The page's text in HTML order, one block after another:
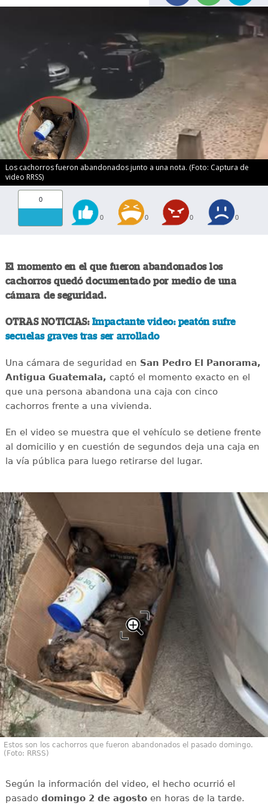
Los cachorros fueron abandonados junto a una nota. (Foto: Captura de
video RRSS)
0
0 0 0 0
El momento en el que fueron abandonados los
cachorros quedó documentado por medio de una
cámara de seguridad.
OTRAS NOTICIAS: Impactante video: peatón sufre
secuelas graves tras ser arrollado
Una cámara de seguridad en San Pedro El Panorama,
Antigua Guatemala, captó el momento exacto en el
que una persona abandona una caja con cinco
cachorros frente a una vivienda.
En el video se muestra que el vehículo se detiene frente
al domicilio y en cuestión de segundos deja una caja en
la vía pública para luego retirarse del lugar.
Estos son los cachorros que fueron abandonados el pasado domingo.
(Foto: RRSS)
Según la información del video, el hecho ocurrió el
pasado domingo 2 de agostoen horas de la tarde.